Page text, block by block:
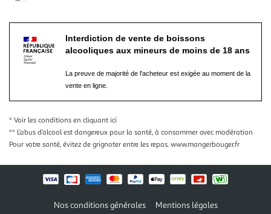
Interdiction de vente de boissons
alcooliques aux mineurs de moins de 18 ans
La preuve de majorité de l'acheteur est exigée au moment de la
vente en ligne.
* Voir les conditions en cliquant ici
** L’abus d’alcool est dangereux pour la santé, à consommer avec modération
Pour votre santé, évitez de grignoter entre les repas. www.mangerbouger.fr
Nos conditions générales
Mentions légales